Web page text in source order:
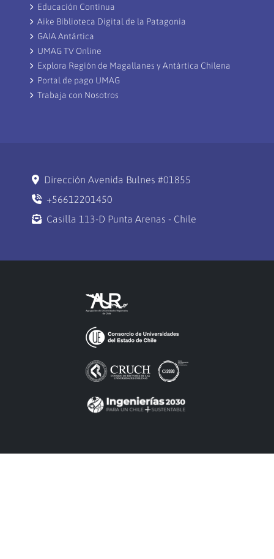
Educación Continua
Aike Biblioteca Digital de la Patagonia
GAIA Antártica
UMAG TV Online
Explora Región de Magallanes y Antártica Chilena
Portal de pago UMAG
Trabaja con Nosotros
Dirección Avenida Bulnes #01855
+56612201450
Casilla 113-D Punta Arenas - Chile